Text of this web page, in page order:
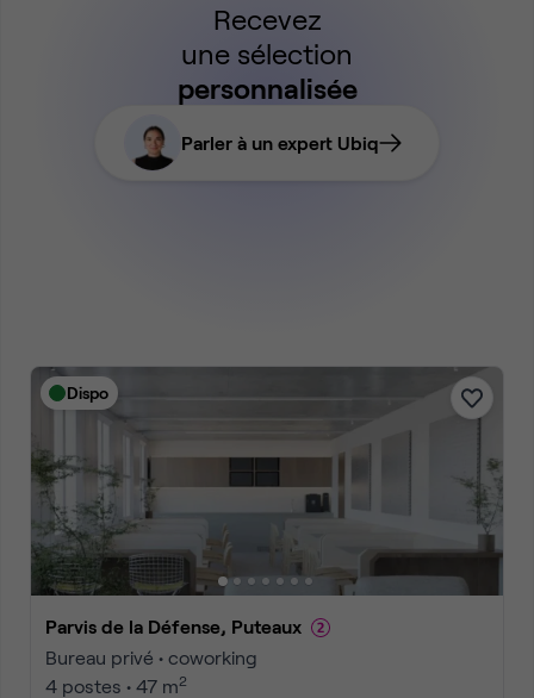
Recevez
une sélection
personnalisée
Parler à un expert Ubiq
Dispo
Parvis de la Défense, Puteaux
Bureau privé • coworking
4 postes • 47 m2